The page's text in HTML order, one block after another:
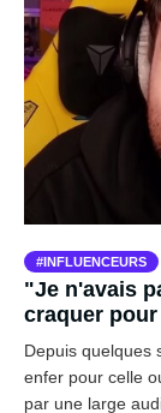
INFLUENCEURS
"Je n'avais
craquer
Depuis quelques
enfer pour celle
par une large